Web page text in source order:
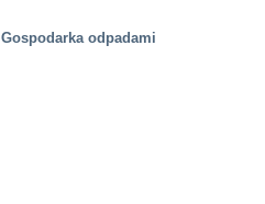
Gospodarka odpadami